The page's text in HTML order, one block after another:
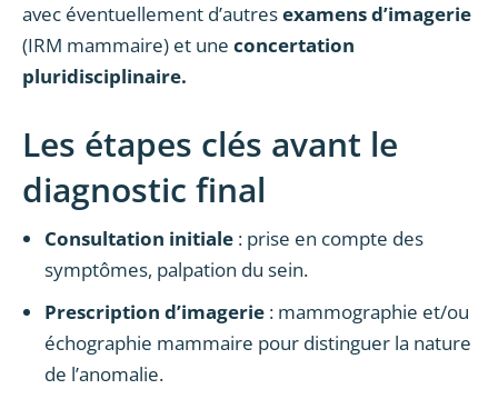
avec éventuellement d’autresexamens d’imagerie
(IRM mammaire) et une concertation
pluridisciplinaire.
Les étapes clés avant le
diagnostic final
Consultation initiale : prise en compte des
symptômes, palpation du sein.
Prescription d’imagerie : mammographie et/ou
échographie mammaire pour distinguer la nature
de l’anomalie.